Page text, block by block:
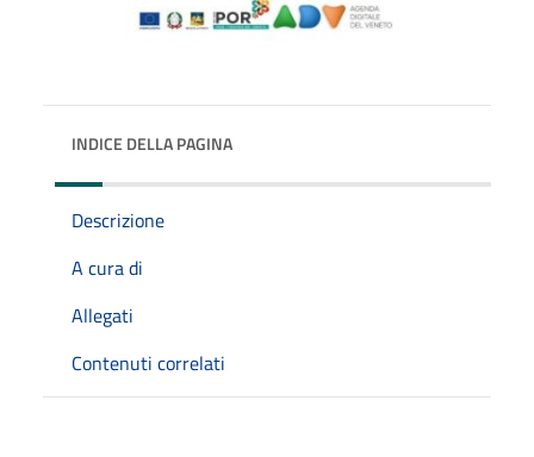
INDICE DELLA PAGINA
Descrizione
A cura di
Allegati
Contenuti correlati